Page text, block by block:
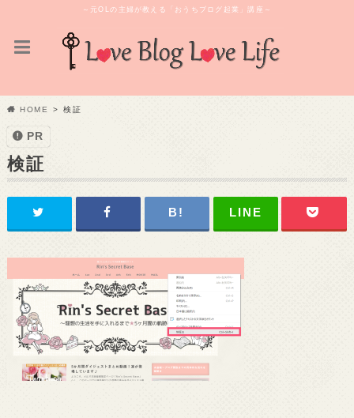
～元OLの主婦が教える「おうちブログ起業」講座～
HOME 検証
PR
検証